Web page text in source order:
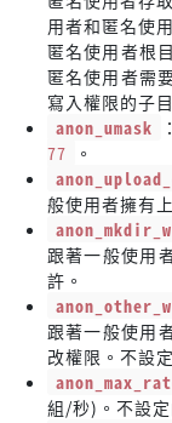
用者和匿名使
匿名使用者根
匿名使用者需
寫入權限的子
anon_umask
77
。
般使用者擁有
跟著一般使用
許。
跟著一般使用
改權限。不設
組/秒)。不設